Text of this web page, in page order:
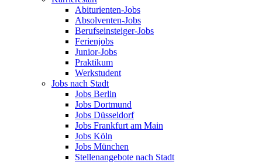
Abiturienten-Jobs
Absolventen-Jobs
Berufseinsteiger-Jobs
Ferienjobs
Junior-Jobs
Praktikum
Werkstudent
Jobs nach Stadt
Jobs Berlin
Jobs Dortmund
Jobs Düsseldorf
Jobs Frankfurt am Main
Jobs Köln
Jobs München
Stellenangebote nach Stadt